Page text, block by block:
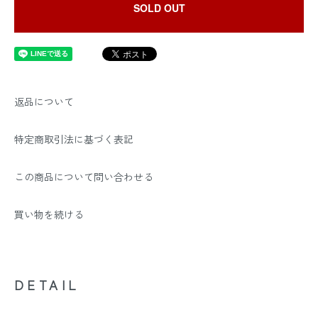
SOLD OUT
返品について
特定商取引法に基づく表記
この商品について問い合わせる
買い物を続ける
DETAIL